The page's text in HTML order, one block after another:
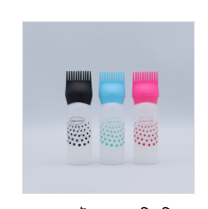
প্লাস্টিকের বোতল ডিশ সোপ এবং পেট